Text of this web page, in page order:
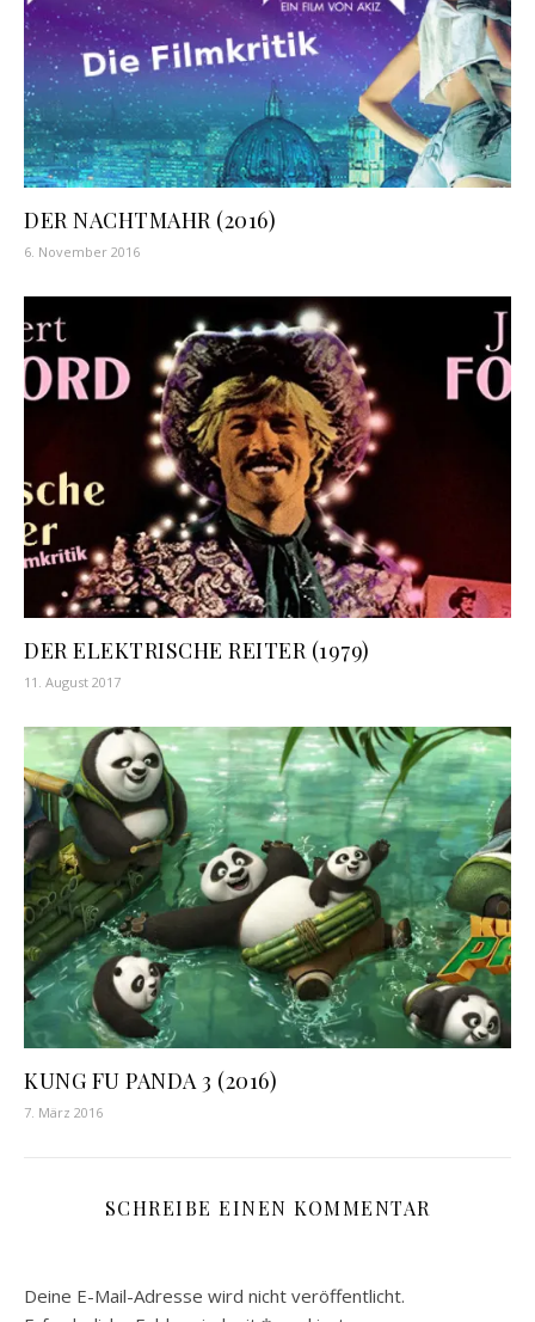
DER NACHTMAHR (2016)
6. November 2016
DER ELEKTRISCHE REITER (1979)
11. August 2017
KUNG FU PANDA 3 (2016)
7. März 2016
SCHREIBE EINEN KOMMENTAR
Deine E-Mail-Adresse wird nicht veröffentlicht.